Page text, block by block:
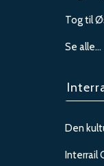
Tog til
Se alle…
Den
Interrail